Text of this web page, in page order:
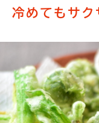
冷めてもサク